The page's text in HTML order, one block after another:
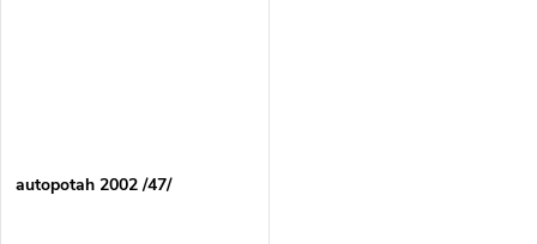
autopotah 2002 /47/